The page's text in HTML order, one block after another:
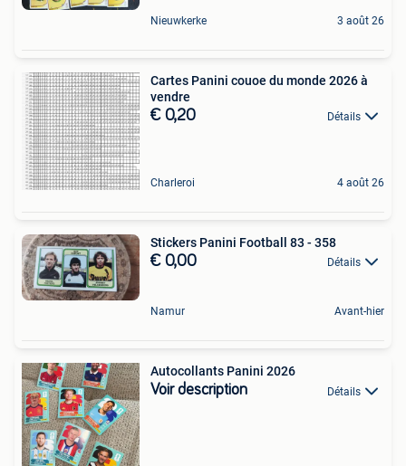
Nieuwkerke 3 août 26
Cartes Panini couoe du monde 2026 à
vendre
€ 0,20 Détails
Charleroi 4 août 26
Stickers Panini Football 83 - 358
€ 0,00 Détails
Namur Avant-hier
Autocollants Panini 2026
Voir description Détails